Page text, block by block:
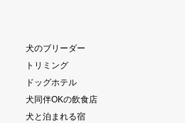
犬のブリーダー
トリミング
ドッグホテル
犬同伴OKの飲食店
犬と泊まれる宿